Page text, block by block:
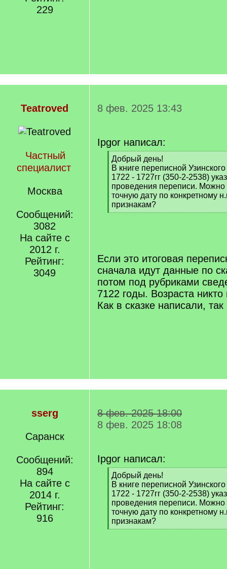
229
Teatroved
Частный
специалист
Москва
Сообщений:
3082
На сайте с
2012 г.
Рейтинг:
3049
8 фев. 2025 13:43
Ipgor написал:
[
q
]
Добрый день!
В книге переписной
1722 - 1727гг (350-2-2538)
проведения переписи. Можно
точную дату по конкретному
признакам?
[
Если это итоговая
сначала идут данные по
потом под рубриками
7122 годы. Возраста
Как в сказке написали,
sserg
Саранск
Сообщений:
894
На сайте с
2014 г.
Рейтинг:
916
8 фев. 2025 18:00
8 фев. 2025 18:08
Ipgor написал:
[
q
]
Добрый день!
В книге переписной
1722 - 1727гг (350-2-2538)
проведения переписи. Можно
точную дату по конкретному
признакам?
[